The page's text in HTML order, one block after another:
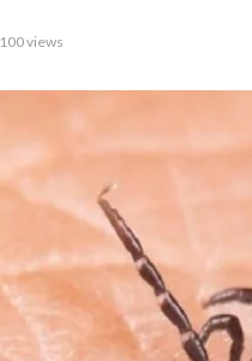
100 views